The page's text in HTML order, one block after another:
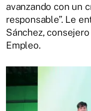
avanzando con un
responsable”. Le
Sánchez,
Empleo.